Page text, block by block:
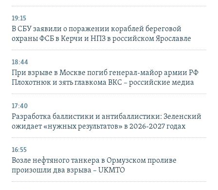
19:15
В СБУ заявили о поражении кораблей береговой
охраны ФСБ в Керчи и НПЗ в российском Ярославле
18:44
При взрыве в Москве погиб генерал-майор армии РФ
Плохотнюк и зять главкома ВКС – российские медиа
17:40
Разработка баллистики и антибаллистики: Зеленский
ожидает «нужных результатов» в 2026-2027 годах
16:55
Возле нефтяного танкера в Ормузском проливе
произошли два взрыва – UKMTO